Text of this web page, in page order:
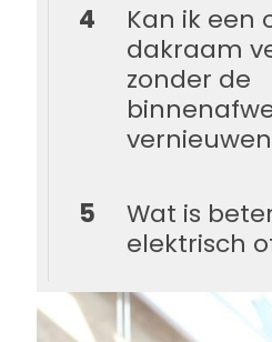
4
Kan ik een
dakraam
zonder de
5
Wat is
elektrisch